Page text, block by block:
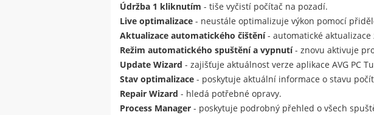
Údržba 1 kliknutím - tiše vyčistí počítač na pozadí.
Live optimalizace - neustále optimalizuje výkon pomocí
Aktualizace automatického čištění- automatické
Režim automatického spuštění a vypnutí- znovu aktivuje
Update Wizard - zajišťuje aktuálnost verze aplikace AVG PC
Stav optimalizace - poskytuje aktuální informace o stavu
Repair Wizard - hledá potřebné opravy.
Process Manager - poskytuje podrobný přehled o všech